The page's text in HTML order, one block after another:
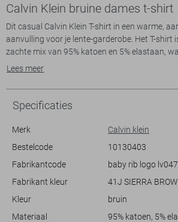
Calvin Klein bruine dames t-shirt
Dit casual Calvin Klein T-shirt in een warme,
aanvulling voor je lente-garderobe. Het T-shirt
zachte mix van 95% katoen en 5% elastaan,
comfortabele en aansluitende slim fit. De
Calvin Klein-logo op de borst voegt een
overheersen. Dit is een T-shirt dat je zowel in je
casual werkdag kunt dragen.
veelzijdigheid in styling. Of je het nu draagt
een relaxte uitstraling, of combineert met een
verfijnde look, dit Calvin Klein T-shirt geeft je
veelzijdigheid en het comfort dat het biedt.
Lees meer
Specificaties
Merk
Calvin klein
Bestelcode
10130403
Fabrikantcode
baby rib logo
Fabrikant kleur
41J SIERRA
Kleur
bruin
Materiaal
95% katoen, 5%